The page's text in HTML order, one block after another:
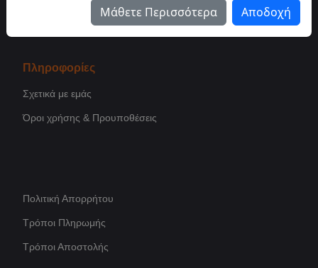
Πληροφορίες
Σχετικά με εμάς
Όροι χρήσης & Προυποθέσεις
Πολιτική Απορρήτου
Τρόποι Πληρωμής
Τρόποι Αποστολής
Μάθετε Περισσότερα Αποδοχή